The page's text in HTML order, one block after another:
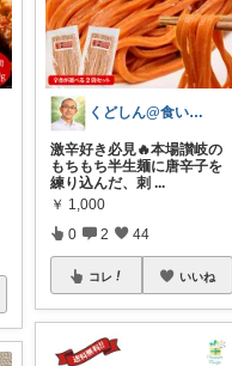
くどしん@食いしん坊健康オタク
激辛好き必見🔥本場讃岐の
もちもち半生麺に唐辛子を
練り込んだ、刺 ...
￥ 1,000
0 2 44
コレ いいね